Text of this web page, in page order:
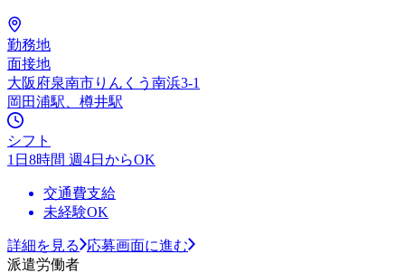
勤務地
面接地
大阪府泉南市りんくう南浜3-1
岡田浦駅、樽井駅
シフト
1日8時間 週4日からOK
交通費支給
未経験OK
詳細を見る
応募画面に進む
派遣労働者